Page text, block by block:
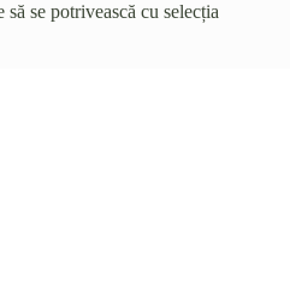
se potrivească cu selecția